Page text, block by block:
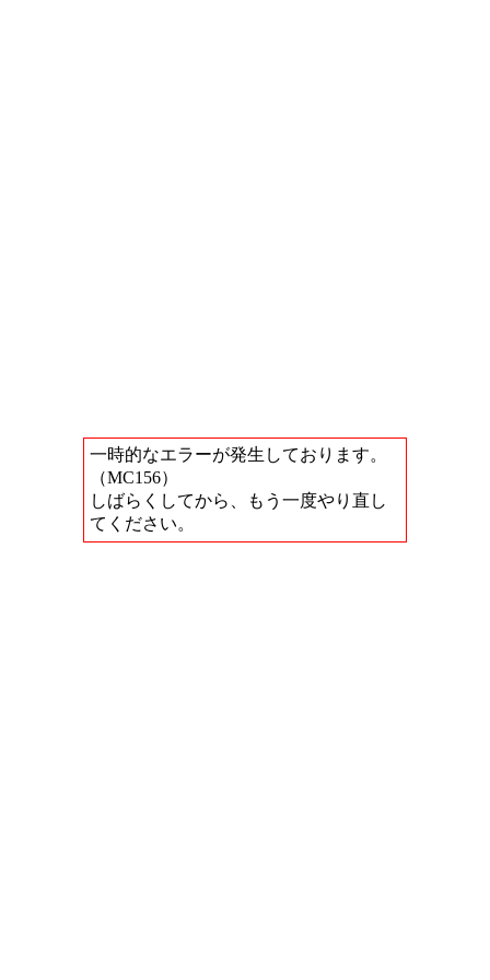
一時的なエラーが発生しております。
（MC156）
しばらくしてから、もう一度やり直し
てください。